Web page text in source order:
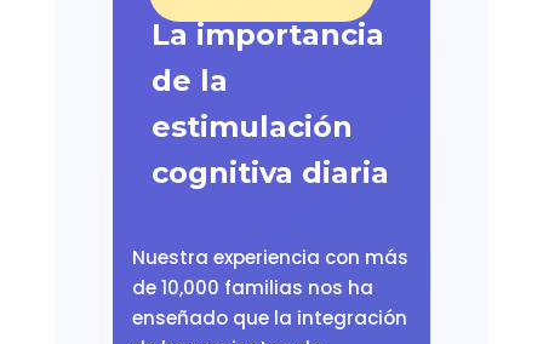
La importancia
de la
estimulación
cognitiva diaria
Nuestra experiencia con más
de 10,000 familias nos ha
enseñado que la integración